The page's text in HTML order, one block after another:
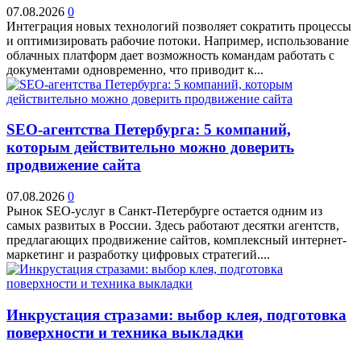
07.08.2026 0
Интеграция новых технологий позволяет сократить процессы
и оптимизировать рабочие потоки. Например, использование
облачных платформ дает возможность командам работать с
документами одновременно, что приводит к...
SEO-агентства Петербурга: 5 компаний,
которым действительно можно доверить
продвижение сайта
07.08.2026 0
Рынок SEO-услуг в Санкт-Петербурге остается одним из
самых развитых в России. Здесь работают десятки агентств,
предлагающих продвижение сайтов, комплексный интернет-
маркетинг и разработку цифровых стратегий....
Инкрустация стразами: выбор клея, подготовка
поверхности и техника выкладки